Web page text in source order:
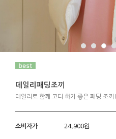
데일리패딩조끼
데일리로 함께 코디 하기 좋은 패딩 조끼!
소비자가 24,900원